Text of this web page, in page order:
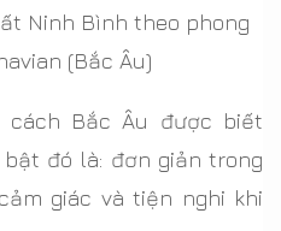
Ninh Bình theo phong
(Bắc Âu)
cách Bắc Âu được biết
đó là: đơn giản trong
giác và tiện nghi khi